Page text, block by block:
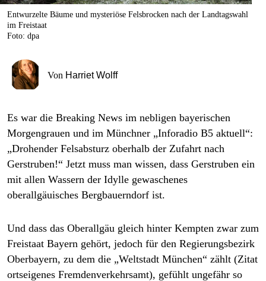
verlag
veranstaltungen
fragen & hilfe
abo
genossenschaft
epaper login
Entwurzelte Bäume und mysteriöse Felsbrocken nach der Landtagswahl
im Freistaat
Foto: dpa
Von Harriet Wolff
Es war die Breaking News im nebligen bayerischen
Morgengrauen und im Münchner „Inforadio B5 aktuell“:
„Drohender Felsabsturz oberhalb der Zufahrt nach
Gerstruben!“ Jetzt muss man wissen, dass Gerstruben ein
mit allen Wassern der Idylle gewaschenes
oberallgäuisches Bergbauerndorf ist.
Und dass das Oberallgäu gleich hinter Kempten zwar zum
Freistaat Bayern gehört, jedoch für den Regierungsbezirk
Oberbayern, zu dem die „Weltstadt München“ zählt (Zitat
ortseigenes Fremdenverkehrsamt), gefühlt ungefähr so